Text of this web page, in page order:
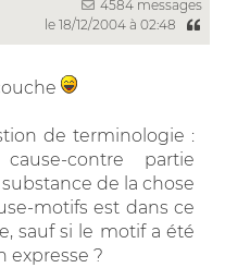
4584 messages
le 18/12/2004 à 02:48
de terminologie :
contre partie
de la chose
motifs est dans ce
sauf si le motif a été
expresse ?